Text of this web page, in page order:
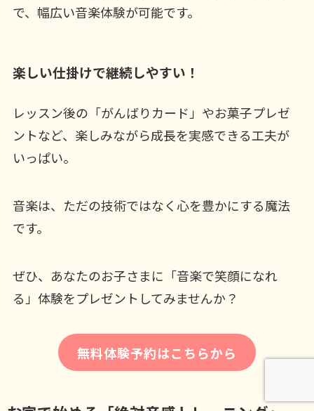
で、幅広い音楽体験が可能です。
楽しい仕掛けで継続しやすい！
レッスン後の「がんばりカード」やお菓子プレゼ
ントなど、楽しみながら成長を実感できる工夫が
いっぱい。
音楽は、ただの技術ではなく心を豊かにする魔法
です。
ぜひ、あなたのお子さまに「音楽で笑顔になれ
る」体験をプレゼントしてみませんか？
無料体験予約はこちらから